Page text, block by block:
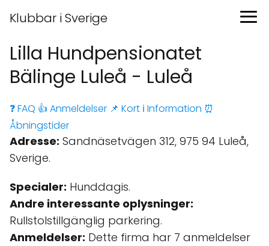
Klubbar i Sverige
Lilla Hundpensionatet
Bälinge Luleå - Luleå
❓ FAQ 👍 Anmeldelser 📌 Kort ℹ️ Information ⏰
Åbningstider
Adresse: Sandnäsetvägen 312, 975 94 Luleå,
Sverige.
Specialer: Hunddagis.
Andre interessante oplysninger:
Rullstolstillgänglig parkering.
Anmeldelser: Dette firma har 7 anmeldelser